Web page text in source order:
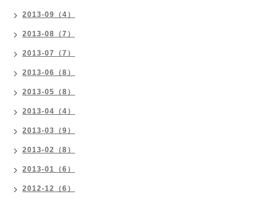
2013-09（4）
2013-08（7）
2013-07（7）
2013-06（8）
2013-05（8）
2013-04（4）
2013-03（9）
2013-02（8）
2013-01（6）
2012-12（6）